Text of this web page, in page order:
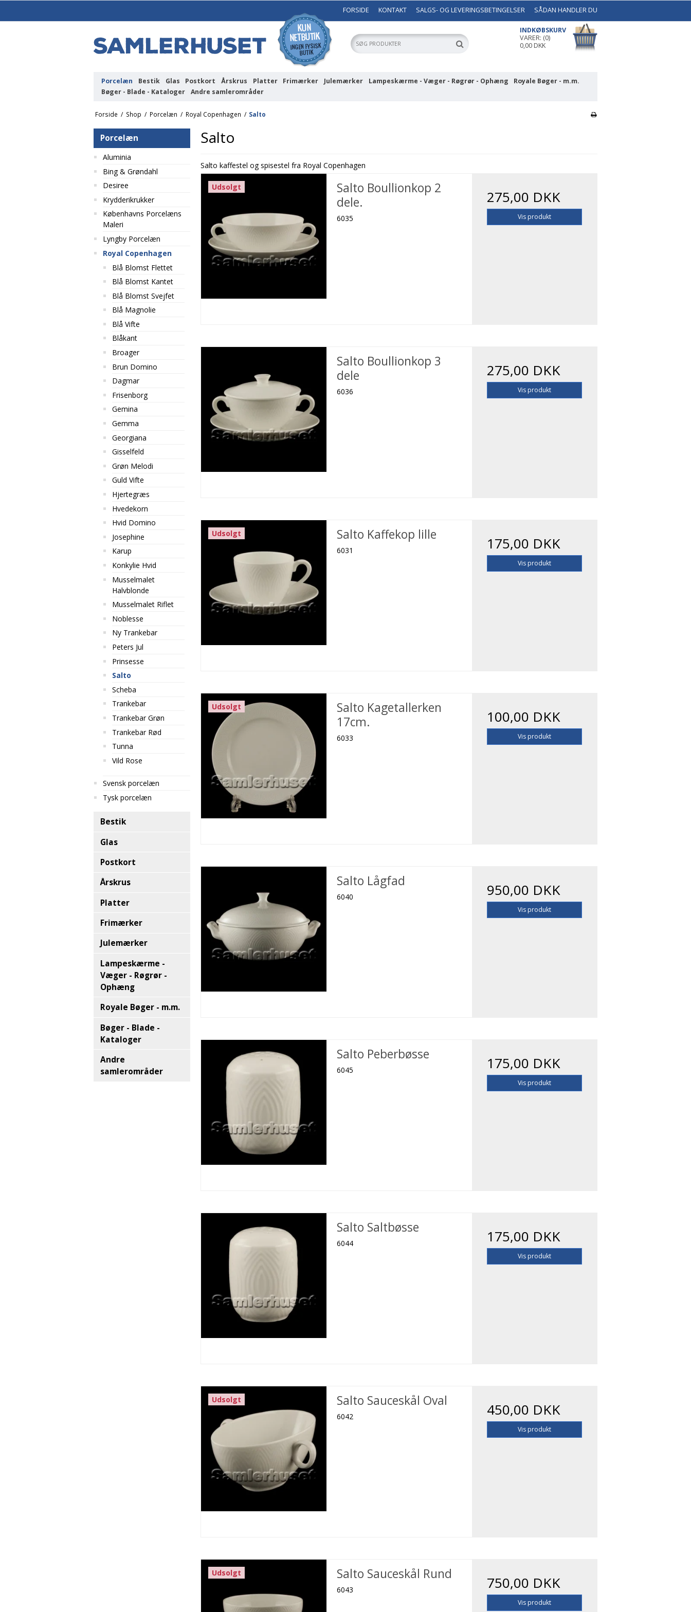
FORSIDE KONTAKT SALGS- OG LEVERINGSBETINGELSER SÅDAN HANDLER DU
INDKØBSKURV
VARER: (0)
0,00 DKK
Porcelæn Bestik Glas Postkort Årskrus Platter Frimærker Julemærker Lampeskærme - Væger - Røgrør - Ophæng
Royale Bøger - m.m.
Bøger - Blade - Kataloger
Andre samlerområder
Forside / Shop / Porcelæn / Royal Copenhagen / Salto
Porcelæn
Aluminia
Bing & Grøndahl
Desiree
Krydderikrukker
Københavns Porcelæns
Maleri
Lyngby Porcelæn
Royal Copenhagen
Blå Blomst Flettet
Blå Blomst Kantet
Blå Blomst Svejfet
Blå Magnolie
Blå Vifte
Blåkant
Broager
Brun Domino
Dagmar
Frisenborg
Gemina
Gemma
Georgiana
Gisselfeld
Grøn Melodi
Guld Vifte
Hjertegræs
Hvedekorn
Hvid Domino
Josephine
Karup
Konkylie Hvid
Musselmalet
Halvblonde
Musselmalet Riflet
Noblesse
Ny Trankebar
Peters Jul
Prinsesse
Salto
Scheba
Trankebar
Trankebar Grøn
Trankebar Rød
Tunna
Vild Rose
Svensk porcelæn
Tysk porcelæn
Bestik
Glas
Postkort
Årskrus
Platter
Frimærker
Julemærker
Lampeskærme -
Væger - Røgrør -
Ophæng
Royale Bøger - m.m.
Bøger - Blade -
Kataloger
Andre
samlerområder
Salto
Salto kaffestel og spisestel fra Royal Copenhagen
Udsolgt
Salto Boullionkop 2
dele.
6035
275,00 DKK
Vis produkt
Salto Boullionkop 3
dele
6036
275,00 DKK
Vis produkt
Udsolgt Salto Kaffekop lille
6031 175,00 DKK
Vis produkt
Udsolgt
Salto Kagetallerken
17cm.
6033
100,00 DKK
Vis produkt
Salto Lågfad
6040 950,00 DKK
Vis produkt
Salto Peberbøsse
6045 175,00 DKK
Vis produkt
Salto Saltbøsse
6044 175,00 DKK
Vis produkt
Udsolgt Salto Sauceskål Oval
6042 450,00 DKK
Vis produkt
Udsolgt Salto Sauceskål Rund
6043 750,00 DKK
Vis produkt